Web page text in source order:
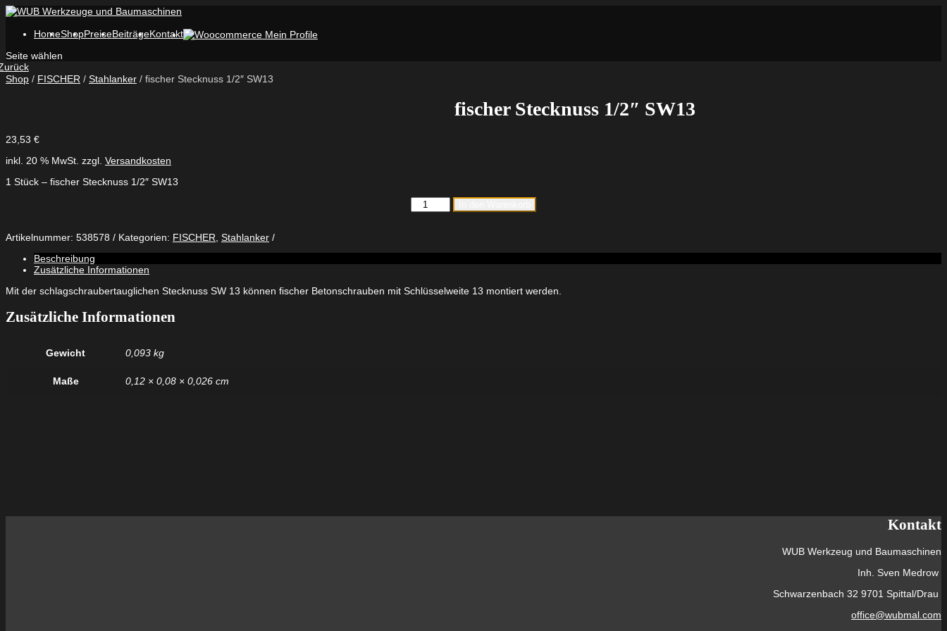
HomeShopPreiseBeiträgeKontakt
Seite wählen
Shop / FISCHER / Stahlanker / fischer Stecknuss 1/2″ SW13
fischer Stecknuss 1/2″ SW13
23,53 €
inkl. 20 % MwSt. zzgl. Versandkosten
1 Stück – fischer Stecknuss 1/2″ SW13
fischer
Stecknuss
Artikelnummer: 538578 Kategorien: FISCHER Stahlanker
Beschreibung
Zusätzliche Informationen
Mit der schlagschraubertauglichen Stecknuss SW 13 können fischer Betonschrauben mit Schlüsselweite 13 montiert werden.
Zusätzliche Informationen
Gewicht 0,093 kg
Maße 0,12 × 0,08 × 0,026 cm
Kontakt
WUB Werkzeug und Baumaschinen
Inh. Sven Medrow
Schwarzenbach 32 9701 Spittal/Drau
office@wubmal.com